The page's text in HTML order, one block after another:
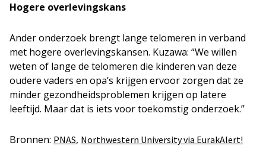
Hogere overlevingskans
Ander onderzoek brengt lange telomeren in verband
met hogere overlevingskansen. Kuzawa: “We willen
weten of lange de telomeren die kinderen van deze
oudere vaders en opa’s krijgen ervoor zorgen dat ze
minder gezondheidsproblemen krijgen op latere
leeftijd. Maar dat is iets voor toekomstig onderzoek.”
Bronnen: PNAS, Northwestern University via EurakAlert!